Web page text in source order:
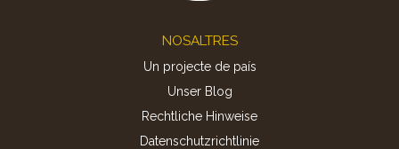
NOSALTRES
Un projecte de país
Unser Blog
Rechtliche Hinweise
Datenschutzrichtlinie